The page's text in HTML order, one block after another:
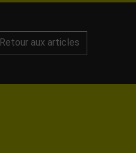
Retour aux articles